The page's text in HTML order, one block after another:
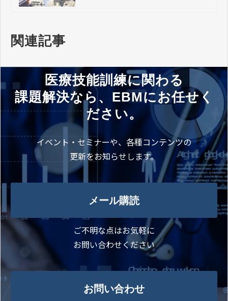
関連記事
医療技能訓練に関わる
課題解決なら、EBMにお任せく
ださい。
イベント・セミナーや、各種コンテンツの
更新をお知らせします。
メール購読
ご不明な点はお気軽に
お問い合わせください
お問い合わせ